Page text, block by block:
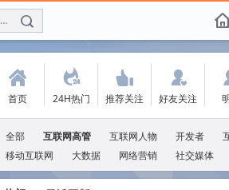
搜索微博、找人 f
(
首页
.
24H热门
'
推荐关注
:
好友关注
全部 互联网高管 互联网人物 开发者
移动互联网
大数据 网络营销 社交媒体